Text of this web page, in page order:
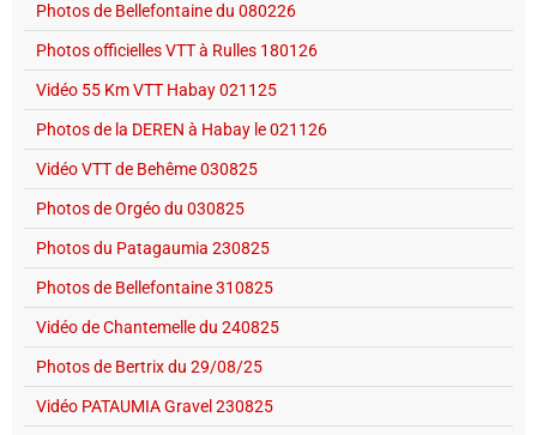
Photos de Bellefontaine du 080226
Photos officielles VTT à Rulles 180126
Vidéo 55 Km VTT Habay 021125
Photos de la DEREN à Habay le 021126
Vidéo VTT de Behême 030825
Photos de Orgéo du 030825
Photos du Patagaumia 230825
Photos de Bellefontaine 310825
Vidéo de Chantemelle du 240825
Photos de Bertrix du 29/08/25
Vidéo PATAUMIA Gravel 230825